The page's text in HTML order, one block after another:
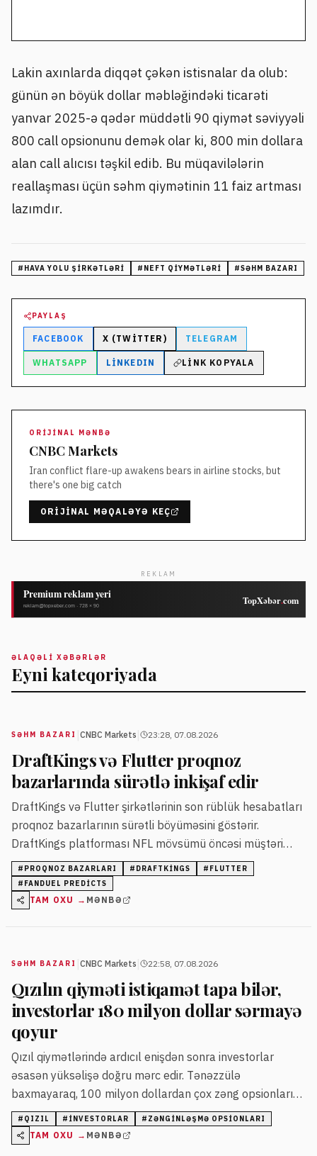
Lakin axınlarda diqqət çəkən istisnalar da olub:
günün ən böyük dollar məbləğindəki ticarəti
yanvar 2025-ə qədər müddətli 90 qiymət səviyyəli
800 call opsionunu demək olar ki, 800 min dollara
alan call alıcısı təşkil edib. Bu müqavilələrin
reallaşması üçün səhm qiymətinin 11 faiz artması
lazımdır.
# HAVA YOLU ŞIRKƏTLƏRI # NEFT QIYMƏTLƏRI #SƏHM BAZARI
PAYLAŞ
FACEBOOK X (TWITTER) TELEGRAM
WHATSAPP LINKEDIN LINK KOPYALA
ORIJINAL MƏNBƏ
CNBC Markets
Iran conflict flare-up awakens bears in airline stocks, but
there's one big catch
ORIJINAL MƏQALƏYƏ KEÇ
REKLAM
ƏLAQƏLI XƏBƏRLƏR
Eyni kateqoriyada
SƏHM BAZARI CNBC Markets 23:28, 07.08.2026
DraftKings və Flutter proqnoz
bazarlarında sürətlə inkişaf edir
DraftKings və Flutter şirkətlərinin son rüblük hesabatları
proqnoz bazarlarının sürətli böyüməsini göstərir.
DraftKings platforması NFL mövsümü öncəsi müştəri
sayının və gəlirin artdığını açıqlayıb.
# PROQNOZ BAZARLARI # DRAFTKINGS # FLUTTER
# FANDUEL PREDICTS
TAM OXU → MƏNBƏ
SƏHM BAZARI CNBC Markets 22:58, 07.08.2026
Qızılın qiyməti istiqamət tapa bilər,
investorlar 180 milyon dollar sərmayə
qoyur
Qızıl qiymətlərində ardıcıl enişdən sonra investorlar
əsasən yüksəlişə doğru mərc edir. Tənəzzülə
baxmayaraq, 100 milyon dollardan çox zəng opsionları
alınıb ki, bu da qiymətlərin sabitləşə biləcəyinə işarədir.
# QIZIL # INVESTORLAR # ZƏNGINLƏŞMƏ OPSIONLARI
TAM OXU → MƏNBƏ